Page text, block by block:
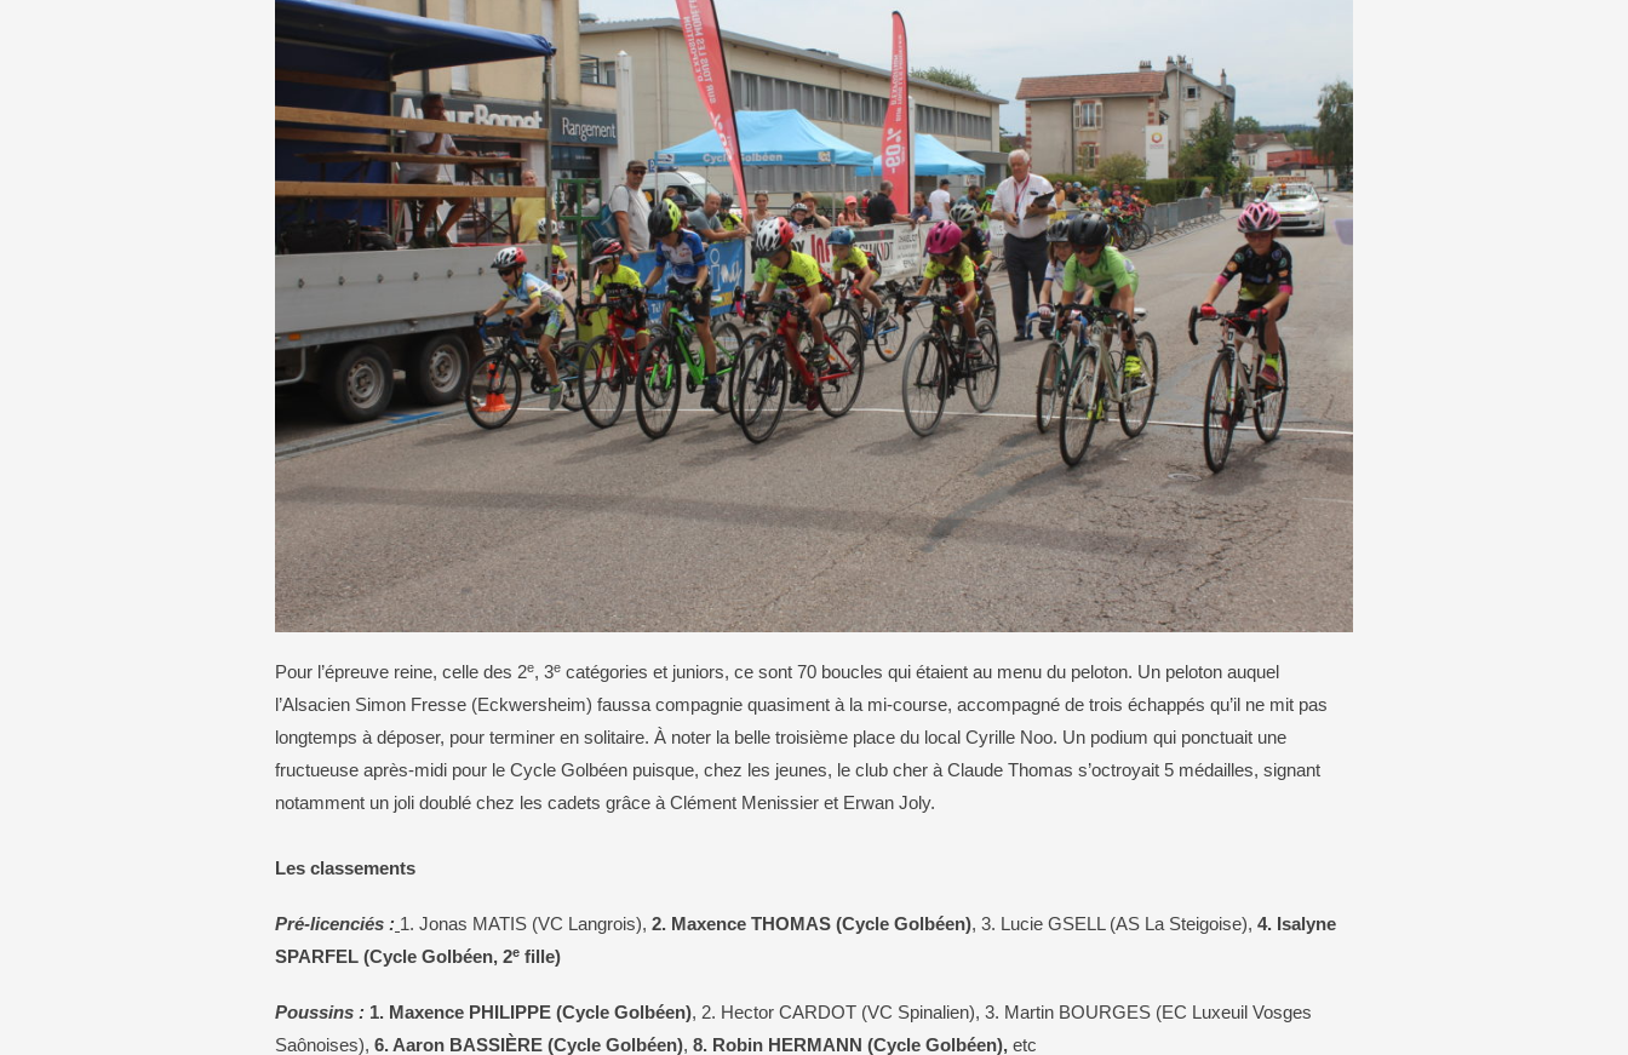
Pour l’épreuve reine, celle des 2e, 3e catégories et juniors, ce sont 70 boucles qui étaient au menu du peloton. Un peloton auquel
l’Alsacien Simon Fresse (Eckwersheim) faussa compagnie quasiment à la mi-course, accompagné de trois échappés qu’il ne mit pas
longtemps à déposer, pour terminer en solitaire. À noter la belle troisième place du local Cyrille Noo. Un podium qui ponctuait une
fructueuse après-midi pour le Cycle Golbéen puisque, chez les jeunes, le club cher à Claude Thomas s’octroyait 5 médailles, signant
notamment un joli doublé chez les cadets grâce à Clément Menissier et Erwan Joly.
Les classements
Pré-licenciés : 1. Jonas MATIS (VC Langrois), 2. Maxence THOMAS (Cycle Golbéen), 3. Lucie GSELL (AS La Steigoise), 4. Isalyne
SPARFEL (Cycle Golbéen, 2e fille)
Poussins : 1. Maxence PHILIPPE (Cycle Golbéen), 2. Hector CARDOT (VC Spinalien), 3. Martin BOURGES (EC Luxeuil Vosges
Saônoises), 6. Aaron BASSIÈRE (Cycle Golbéen), 8. Robin HERMANN (Cycle Golbéen), etc